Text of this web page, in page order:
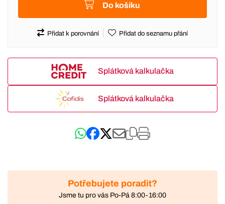
Do košíku
Přidat k porovnání Přidat do seznamu přání
Splátková kalkulačka
Splátková kalkulačka
Potřebujete poradit?
Jsme tu pro vás Po-Pá 8:00-16:00